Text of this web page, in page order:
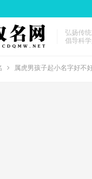
弘扬传
倡导科
属虎男孩子起小名字好不